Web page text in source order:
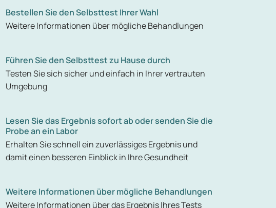
Bestellen Sie den Selbsttest Ihrer Wahl
Weitere Informationen über mögliche Behandlungen
Führen Sie den Selbsttest zu Hause durch
Testen Sie sich sicher und einfach in Ihrer vertrauten
Umgebung
Lesen Sie das Ergebnis sofort ab oder senden Sie die
Probe an ein Labor
Erhalten Sie schnell ein zuverlässiges Ergebnis und
damit einen besseren Einblick in Ihre Gesundheit
Weitere Informationen über mögliche Behandlungen
Weitere Informationen über das Ergebnis Ihres Tests